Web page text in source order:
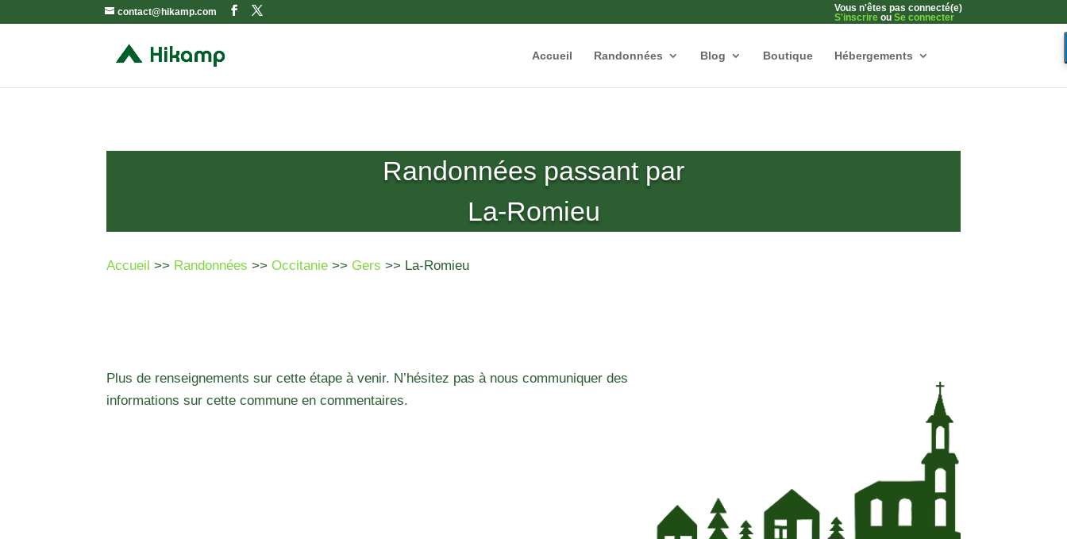
contact@hikamp.com
Vous n'êtes pas connecté(e)
S'inscrire ou Se connecter
Accueil Randonnées Blog Boutique Hébergements
Randonnées passant par
La-Romieu
Accueil >> Randonnées >>Occitanie >> Gers >> La-Romieu
Plus de renseignements sur cette étape à venir. N’hésitez pas à nous communiquer des
informations sur cette commune en commentaires.